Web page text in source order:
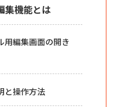
集機能とは
用編集画面の開き
と操作方法